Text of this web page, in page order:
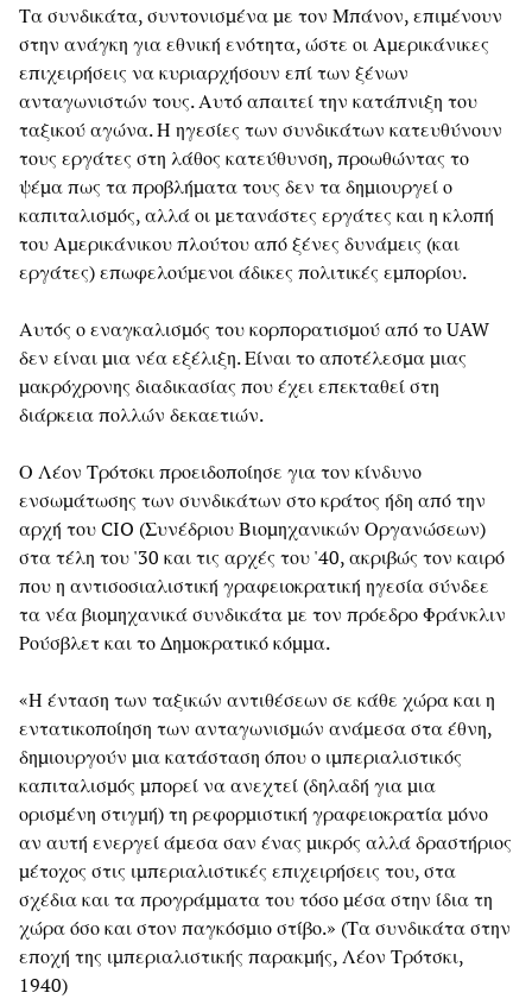
Τα συνδικάτα, συντονισμένα με τον Μπάνον, επιμένουν
στην ανάγκη για εθνική ενότητα, ώστε οι Αμερικάνικες
επιχειρήσεις να κυριαρχήσουν επί των ξένων
ανταγωνιστών τους. Αυτό απαιτεί την κατάπνιξη του
ταξικού αγώνα. Η ηγεσίες των συνδικάτων κατευθύνουν
τους εργάτες στη λάθος κατεύθυνση, προωθώντας το
ψέμα πως τα προβλήματα τους δεν τα δημιουργεί ο
καπιταλισμός, αλλά οι μετανάστες εργάτες και η κλοπή
του Αμερικάνικου πλούτου από ξένες δυνάμεις (και
εργάτες) επωφελούμενοι άδικες πολιτικές εμπορίου.
Αυτός ο εναγκαλισμός του κορπορατισμού από το UAW
δεν είναι μια νέα εξέλιξη. Είναι το αποτέλεσμα μιας
μακρόχρονης διαδικασίας που έχει επεκταθεί στη
διάρκεια πολλών δεκαετιών.
Ο Λέον Τρότσκι προειδοποίησε για τον κίνδυνο
ενσωμάτωσης των συνδικάτων στο κράτος ήδη από την
αρχή του CIO (Συνέδριου Βιομηχανικών Οργανώσεων)
στα τέλη του '30 και τις αρχές του '40, ακριβώς τον καιρό
που η αντισοσιαλιστική γραφειοκρατική ηγεσία σύνδεε
τα νέα βιομηχανικά συνδικάτα με τον πρόεδρο Φράνκλιν
Ρούσβλετ και το Δημοκρατικό κόμμα.
«Η ένταση των ταξικών αντιθέσεων σε κάθε χώρα και η
εντατικοποίηση των ανταγωνισμών ανάμεσα στα έθνη,
δημιουργούν μια κατάσταση όπου ο ιμπεριαλιστικός
καπιταλισμός μπορεί να ανεχτεί (δηλαδή για μια
ορισμένη στιγμή) τη ρεφορμιστική γραφειοκρατία μόνο
αν αυτή ενεργεί άμεσα σαν ένας μικρός αλλά δραστήριος
μέτοχος στις ιμπεριαλιστικές επιχειρήσεις του, στα
σχέδια και τα προγράμματα του τόσο μέσα στην ίδια τη
χώρα όσο και στον παγκόσμιο στίβο.» (Τα συνδικάτα στην
εποχή της ιμπεριαλιστικής παρακμής, Λέον Τρότσκι,
1940)